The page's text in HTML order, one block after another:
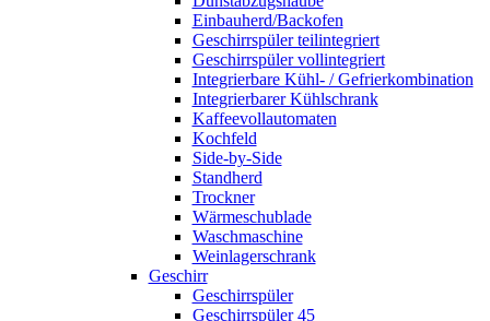
Einbauherd/Backofen
Geschirrspüler teilintegriert
Geschirrspüler vollintegriert
Integrierbare Kühl- / Gefrierkombination
Integrierbarer Kühlschrank
Kaffeevollautomaten
Kochfeld
Side-by-Side
Standherd
Trockner
Wärmeschublade
Waschmaschine
Weinlagerschrank
Geschirr
Geschirrspüler
Geschirrspüler 45